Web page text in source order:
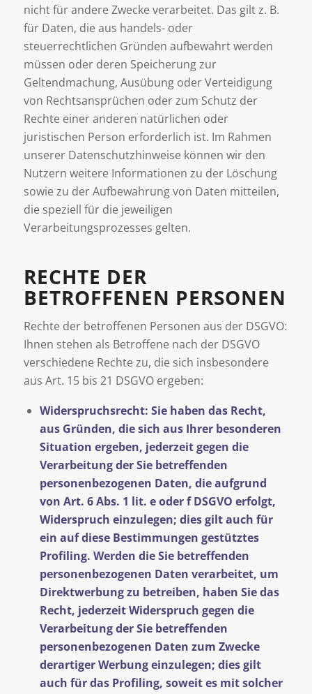
nicht für andere Zwecke verarbeitet. Das gilt z. B.
für Daten, die aus handels- oder
steuerrechtlichen Gründen aufbewahrt werden
müssen oder deren Speicherung zur
Geltendmachung, Ausübung oder Verteidigung
von Rechtsansprüchen oder zum Schutz der
Rechte einer anderen natürlichen oder
juristischen Person erforderlich ist. Im Rahmen
unserer Datenschutzhinweise können wir den
Nutzern weitere Informationen zu der Löschung
sowie zu der Aufbewahrung von Daten mitteilen,
die speziell für die jeweiligen
Verarbeitungsprozesses gelten.
RECHTE DER
BETROFFENEN PERSONEN
Rechte der betroffenen Personen aus der DSGVO:
Ihnen stehen als Betroffene nach der DSGVO
verschiedene Rechte zu, die sich insbesondere
aus Art. 15 bis 21 DSGVO ergeben:
Widerspruchsrecht: Sie haben das Recht,
aus Gründen, die sich aus Ihrer besonderen
Situation ergeben, jederzeit gegen die
Verarbeitung der Sie betreffenden
personenbezogenen Daten, die aufgrund
von Art. 6 Abs. 1 lit. e oder f DSGVO erfolgt,
Widerspruch einzulegen; dies gilt auch für
ein auf diese Bestimmungen gestütztes
Profiling. Werden die Sie betreffenden
personenbezogenen Daten verarbeitet, um
Direktwerbung zu betreiben, haben Sie das
Recht, jederzeit Widerspruch gegen die
Verarbeitung der Sie betreffenden
personenbezogenen Daten zum Zwecke
derartiger Werbung einzulegen; dies gilt
auch für das Profiling, soweit es mit solcher